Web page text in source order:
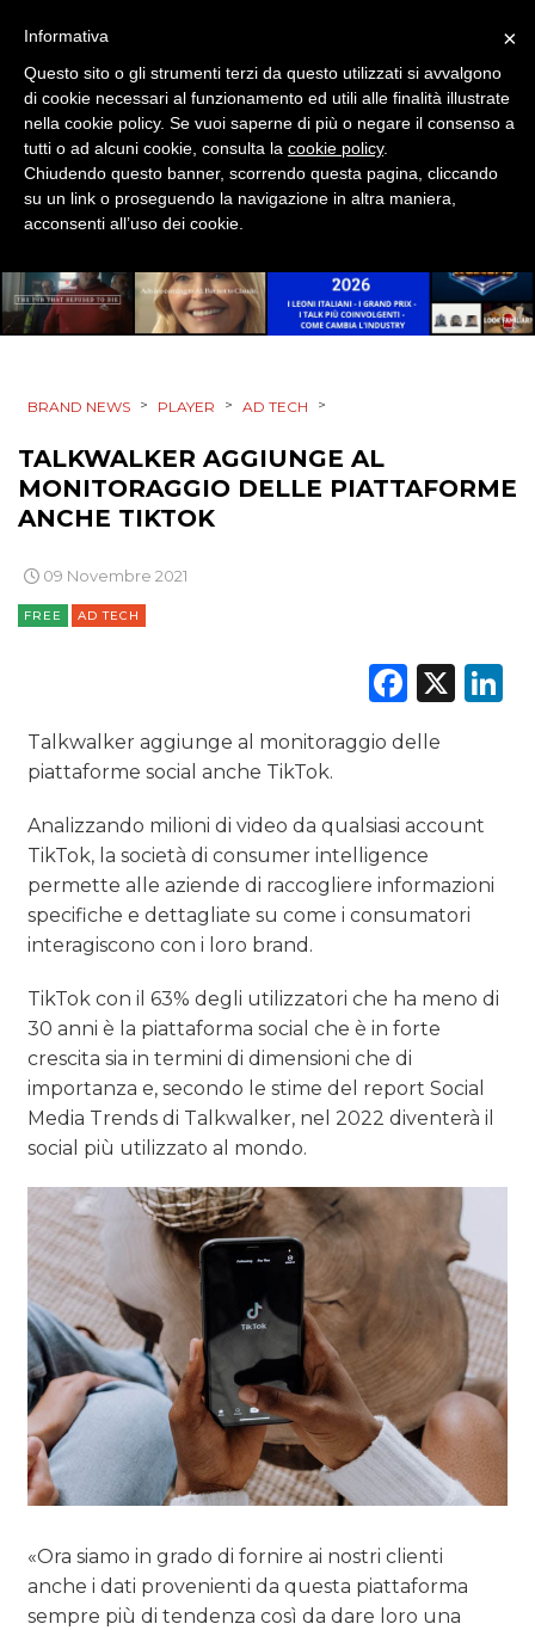
STRATEGIE
CINEMA
EDITORIA
RADIO / AUDIO
TV
PREVISIONI/SCENARI
NORMATIVE
TREND
CASE HISTORY
OPINIONI
BRAND NEWS > PLAYER > AD TECH >
TALKWALKER AGGIUNGE AL
MONITORAGGIO DELLE PIATTAFORME
ANCHE TIKTOK
09 Novembre 2021
FREE AD TECH
X
Talkwalker aggiunge al monitoraggio delle
piattaforme social anche TikTok.
Analizzando milioni di video da qualsiasi account
TikTok, la società di consumer intelligence
permette alle aziende di raccogliere informazioni
specifiche e dettagliate su come i consumatori
interagiscono con i loro brand.
TikTok con il 63% degli utilizzatori che ha meno di
30 anni è la piattaforma social che è in forte
crescita sia in termini di dimensioni che di
importanza e, secondo le stime del report Social
Media Trends di Talkwalker, nel 2022 diventerà il
social più utilizzato al mondo.
«Ora siamo in grado di fornire ai nostri clienti
anche i dati provenienti da questa piattaforma
sempre più di tendenza così da dare loro una
×
Informativa
Questo sito o gli strumenti terzi da questo utilizzati si avvalgono
di cookie necessari al funzionamento ed utili alle finalità illustrate
nella cookie policy. Se vuoi saperne di più o negare il consenso a
tutti o ad alcuni cookie, consulta la cookie policy.
Chiudendo questo banner, scorrendo questa pagina, cliccando
su un link o proseguendo la navigazione in altra maniera,
acconsenti all’uso dei cookie.